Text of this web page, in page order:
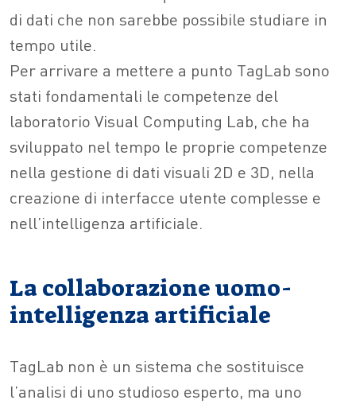
di dati che non sarebbe possibile studiare in
tempo utile.
Per arrivare a mettere a punto TagLab sono
stati fondamentali le competenze del
laboratorio Visual Computing Lab, che ha
sviluppato nel tempo le proprie competenze
nella gestione di dati visuali 2D e 3D, nella
creazione di interfacce utente complesse e
nell’intelligenza artificiale.
La collaborazione uomo-
intelligenza artificiale
TagLab non è un sistema che sostituisce
l’analisi di uno studioso esperto, ma uno